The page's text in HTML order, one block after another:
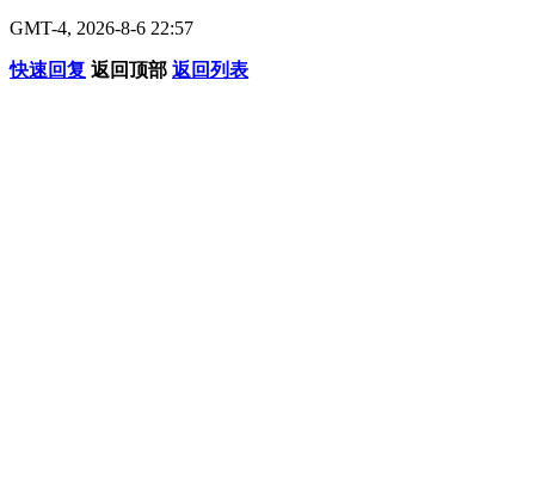
GMT-4, 2026-8-6 22:57
快速回复 返回顶部 返回列表